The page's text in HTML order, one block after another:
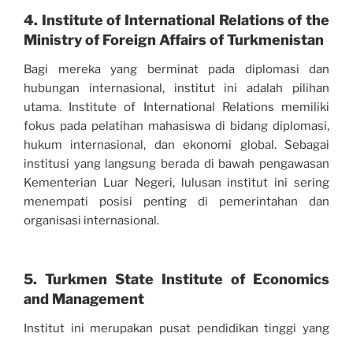
4. Institute of International Relations of the
Ministry of Foreign Affairs of Turkmenistan
Bagi mereka yang berminat pada diplomasi dan
hubungan internasional, institut ini adalah pilihan
utama. Institute of International Relations memiliki
fokus pada pelatihan mahasiswa di bidang diplomasi,
hukum internasional, dan ekonomi global. Sebagai
institusi yang langsung berada di bawah pengawasan
Kementerian Luar Negeri, lulusan institut ini sering
menempati posisi penting di pemerintahan dan
organisasi internasional.
5. Turkmen State Institute of Economics
and Management
Institut ini merupakan pusat pendidikan tinggi yang